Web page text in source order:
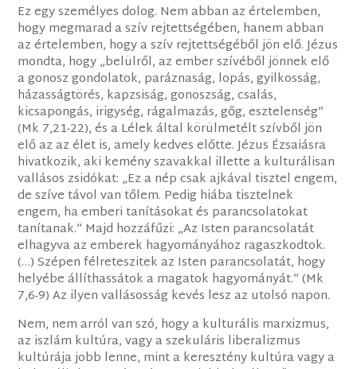
Ez egy személyes dolog. Nem abban az értelemben,
hogy megmarad a szív rejtettségében, hanem abban
az értelemben, hogy a szív rejtettségéből jön elő. Jézus
mondta, hogy „belülről, az ember szívéből jönnek elő
a gonosz gondolatok, paráznaság, lopás, gyilkosság,
házasságtörés, kapzsiság, gonoszság, csalás,
kicsapongás, irigység, rágalmazás, gőg, esztelenség”
(Mk 7,21-22), és a Lélek által körülmetélt szívből jön
elő az az élet is, amely kedves előtte. Jézus Ézsaiásra
hivatkozik, aki kemény szavakkal illette a kulturálisan
vallásos zsidókat: „Ez a nép csak ajkával tisztel engem,
de szíve távol van tőlem. Pedig hiába tisztelnek
engem, ha emberi tanításokat és parancsolatokat
tanítanak.” Majd hozzáfűzi: „Az Isten parancsolatát
elhagyva az emberek hagyományához ragaszkodtok.
(…) Szépen félreteszitek az Isten parancsolatát, hogy
helyébe állíthassátok a magatok hagyományát.” (Mk
7,6-9) Az ilyen vallásosság kevés lesz az utolsó napon.
Nem, nem arról van szó, hogy a kulturális marxizmus,
az iszlám kultúra, vagy a szekuláris liberalizmus
kultúrája jobb lenne, mint a keresztény kultúra vagy a